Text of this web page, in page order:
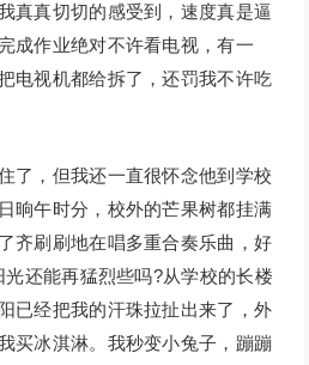
真真切切的感受到，速度真是逼
成作业绝对不许看电视，有一
电视机都给拆了，还罚我不许吃
，但我还一直很怀念他到学校
晌午时分，校外的芒果树都挂满
齐刷刷地在唱多重合奏乐曲，好
光还能再猛烈些吗?从学校的长楼
已经把我的汗珠拉扯出来了，外
买冰淇淋。我秒变小兔子，蹦蹦